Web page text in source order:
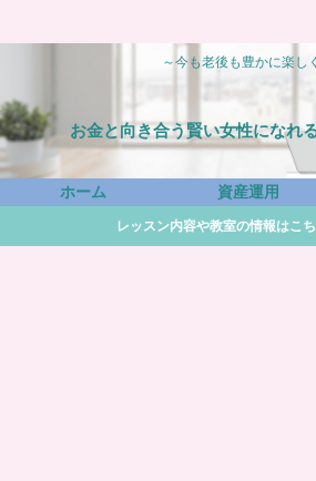
～今も老後も豊かに楽し
お金と向き合う賢い女性になれ
ホーム 資産運用
レッスン内容や教室の情報はこ